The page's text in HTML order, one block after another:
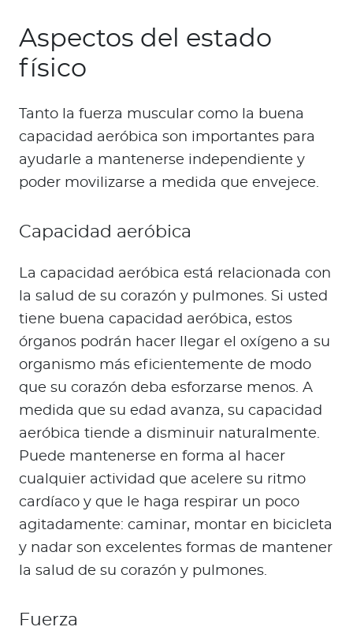
Aspectos del estado
físico
Tanto la fuerza muscular como la buena
capacidad aeróbica son importantes para
ayudarle a mantenerse independiente y
poder movilizarse a medida que envejece.
Capacidad aeróbica
La capacidad aeróbica está relacionada con
la salud de su corazón y pulmones. Si usted
tiene buena capacidad aeróbica, estos
órganos podrán hacer llegar el oxígeno a su
organismo más eficientemente de modo
que su corazón deba esforzarse menos. A
medida que su edad avanza, su capacidad
aeróbica tiende a disminuir naturalmente.
Puede mantenerse en forma al hacer
cualquier actividad que acelere su ritmo
cardíaco y que le haga respirar un poco
agitadamente: caminar, montar en bicicleta
y nadar son excelentes formas de mantener
la salud de su corazón y pulmones.
Fuerza